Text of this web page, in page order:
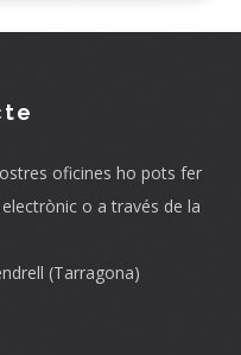
oficines ho pots fer
o a través de la
(Tarragona)